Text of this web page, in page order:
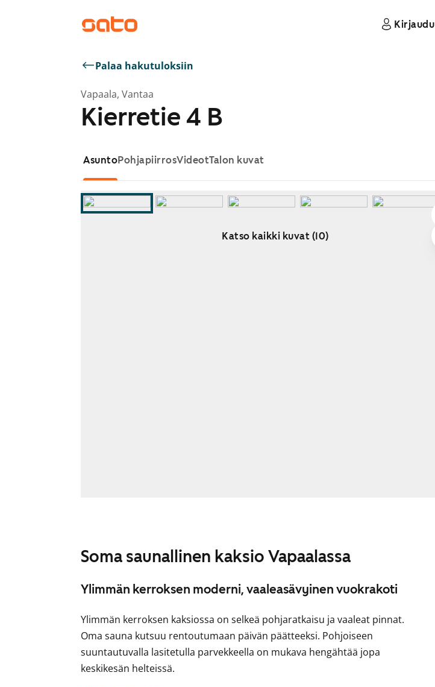
Kirjaudu
Palaa hakutuloksiin
Vapaala, Vantaa
Kierretie 4 B
AsuntoPohjapiirrosVideotTalon kuvat
Katso kaikki kuvat (10)
Soma saunallinen kaksio Vapaalassa
Ylimmän kerroksen moderni, vaaleasävyinen vuokrakoti
Ylimmän kerroksen kaksiossa on selkeä pohjaratkaisu ja vaaleat pinnat.
Oma sauna kutsuu rentoutumaan päivän päätteeksi. Pohjoiseen
suuntautuvalla lasitetulla parvekkeella on mukava hengähtää jopa
keskikesän helteissä.